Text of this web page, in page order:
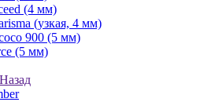
(4 мм)
(узкая, 4 мм)
900 (5 мм)
(5 мм)
Назад